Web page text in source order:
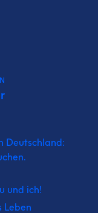
Deutschland:
und ich!
Leben